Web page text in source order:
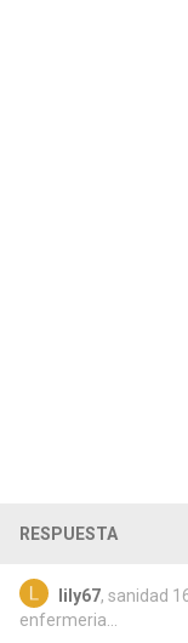
RESPUESTA
lily67, sanidad
enfermeria...